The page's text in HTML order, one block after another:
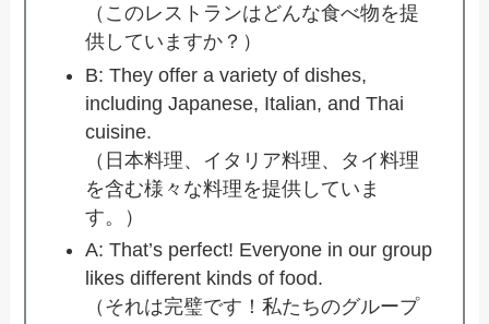
（このレストランはどんな食べ物を提
供していますか？）
B: They offer a variety of dishes,
including Japanese, Italian, and Thai
cuisine.
（日本料理、イタリア料理、タイ料理
を含む様々な料理を提供していま
す。）
A: That’s perfect! Everyone in our group
likes different kinds of food.
（それは完璧です！私たちのグループ